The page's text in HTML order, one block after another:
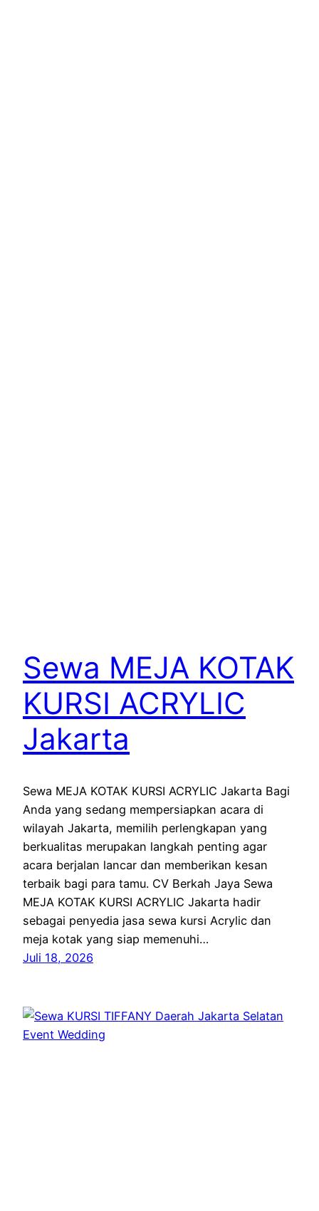
Sewa MEJA KOTAK
KURSI ACRYLIC
Jakarta
Sewa MEJA KOTAK KURSI ACRYLIC Jakarta Bagi
Anda yang sedang mempersiapkan acara di
wilayah Jakarta, memilih perlengkapan yang
berkualitas merupakan langkah penting agar
acara berjalan lancar dan memberikan kesan
terbaik bagi para tamu. CV Berkah Jaya Sewa
MEJA KOTAK KURSI ACRYLIC Jakarta hadir
sebagai penyedia jasa sewa kursi Acrylic dan
meja kotak yang siap memenuhi…
Juli 18, 2026